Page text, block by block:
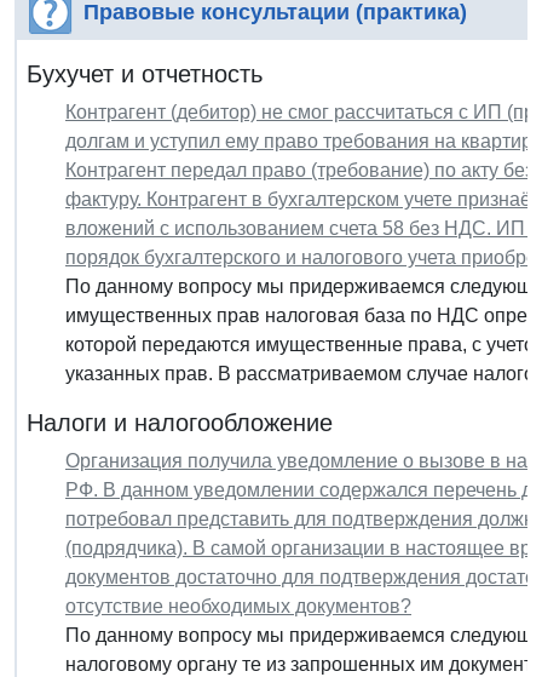
Правовые консультации (практика)
Бухучет и отчетность
Контрагент (дебитор) не смог рассчитаться с ИП
долгам и уступил ему право требования на
Контрагент передал право (требование) по акту
фактуру. Контрагент в бухгалтерском учете
вложений с использованием счета 58 без НДС. ИП
порядок бухгалтерского и налогового учета
По данному вопросу мы придерживаемся
имущественных прав налоговая база по НДС
которой передаются имущественные права, с
указанных прав. В рассматриваемом случае
Налоги и налогообложение
Организация получила уведомление о вызове в
РФ. В данном уведомлении содержался перечень
потребовал представить для подтверждения
(подрядчика). В самой организации в настоящее
документов достаточно для подтверждения
отсутствие необходимых документов?
По данному вопросу мы придерживаемся
налоговому органу те из запрошенных им